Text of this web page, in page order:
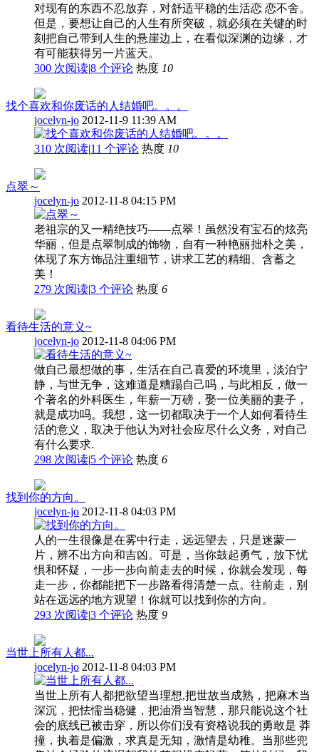
对现有的东西不忍放弃，对舒适平稳的生活恋 恋不舍。
但是，要想让自己的人生有所突破，就必须在关键的时
刻把自己带到人生的悬崖边上，在看似深渊的边缘，才
有可能获得另一片蓝天。
300 次阅读|8 个评论 热度 10
找个喜欢和你废话的人结婚吧。。。
jocelyn-jo 2012-11-9 11:39 AM
310 次阅读|11 个评论 热度 10
点翠～
jocelyn-jo 2012-11-8 04:15 PM
老祖宗的又一精绝技巧——点翠！虽然没有宝石的炫亮
华丽，但是点翠制成的饰物，自有一种艳丽拙朴之美，
体现了东方饰品注重细节，讲求工艺的精细、含蓄之
美！
279 次阅读|3 个评论 热度 6
看待生活的意义~
jocelyn-jo 2012-11-8 04:06 PM
做自己最想做的事，生活在自己喜爱的环境里，淡泊宁
静，与世无争，这难道是糟蹋自己吗，与此相反，做一
个著名的外科医生，年薪一万磅，娶一位美丽的妻子，
就是成功吗。我想，这一切都取决于一个人如何看待生
活的意义，取决于他认为对社会应尽什么义务，对自己
有什么要求.
298 次阅读|5 个评论 热度 6
找到你的方向。
jocelyn-jo 2012-11-8 04:03 PM
人的一生很像是在雾中行走，远远望去，只是迷蒙一
片，辨不出方向和吉凶。可是，当你鼓起勇气，放下忧
惧和怀疑，一步一步向前走去的时候，你就会发现，每
走一步，你都能把下一步路看得清楚一点。往前走，别
站在远远的地方观望！你就可以找到你的方向。
293 次阅读|3 个评论 热度 9
当世上所有人都...
jocelyn-jo 2012-11-8 04:03 PM
当世上所有人都把欲望当理想,把世故当成熟，把麻木当
深沉，把怯懦当稳健，把油滑当智慧，那只能说这个社
会的底线已被击穿，所以你们没有资格说我的勇敢是 莽
撞，执着是偏激，求真是无知，激情是幼稚。当那些兜